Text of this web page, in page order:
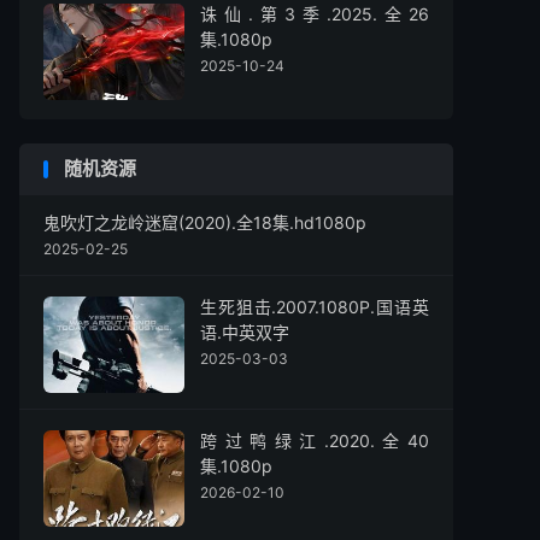
诛仙.第3季.2025.全26
集.1080p
2025-10-24
随机资源
鬼吹灯之龙岭迷窟(2020).全18集.hd1080p
2025-02-25
生死狙击.2007.1080P.国语英
语.中英双字
2025-03-03
跨过鸭绿江.2020.全40
集.1080p
2026-02-10